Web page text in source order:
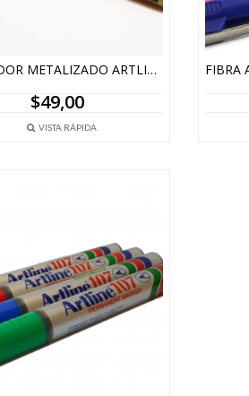
MARCADOR METALIZADO ARTLINE 990XF – DORADO Y PLATEADO
$49,00
VISTA RÁPIDA